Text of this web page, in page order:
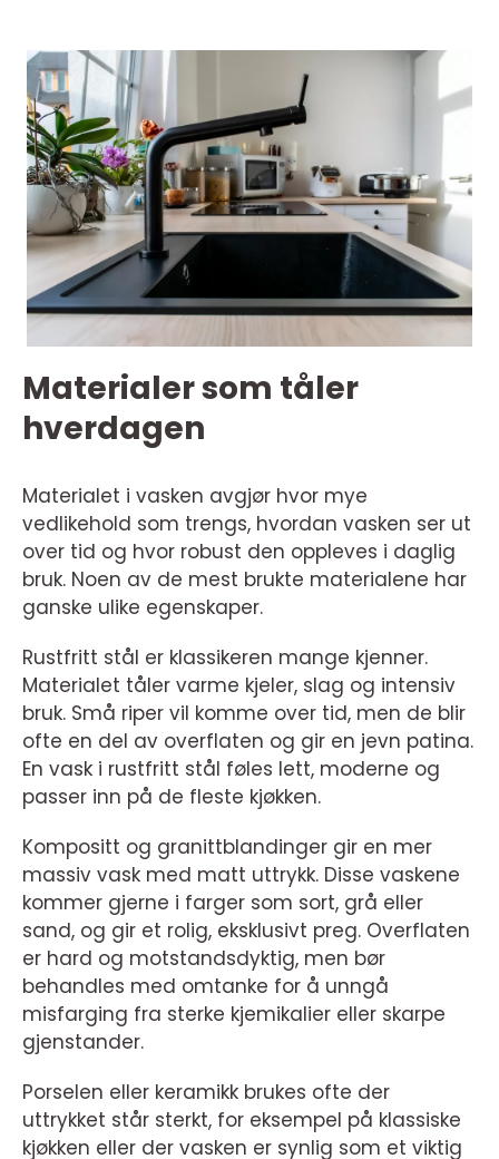
Materialer som tåler
hverdagen
Materialet i vasken avgjør hvor mye
vedlikehold som trengs, hvordan vasken ser ut
over tid og hvor robust den oppleves i daglig
bruk. Noen av de mest brukte materialene har
ganske ulike egenskaper.
Rustfritt stål er klassikeren mange kjenner.
Materialet tåler varme kjeler, slag og intensiv
bruk. Små riper vil komme over tid, men de blir
ofte en del av overflaten og gir en jevn patina.
En vask i rustfritt stål føles lett, moderne og
passer inn på de fleste kjøkken.
Kompositt og granittblandinger gir en mer
massiv vask med matt uttrykk. Disse vaskene
kommer gjerne i farger som sort, grå eller
sand, og gir et rolig, eksklusivt preg. Overflaten
er hard og motstandsdyktig, men bør
behandles med omtanke for å unngå
misfarging fra sterke kjemikalier eller skarpe
gjenstander.
Porselen eller keramikk brukes ofte der
uttrykket står sterkt, for eksempel på klassiske
kjøkken eller der vasken er synlig som et viktig